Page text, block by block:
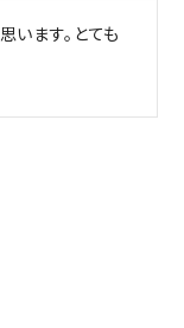
ます。とても